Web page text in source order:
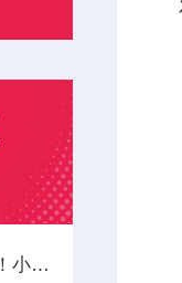
从 - 70℃到 150℃极速切换！小型高低温冲击试验箱如何守护产品品质？